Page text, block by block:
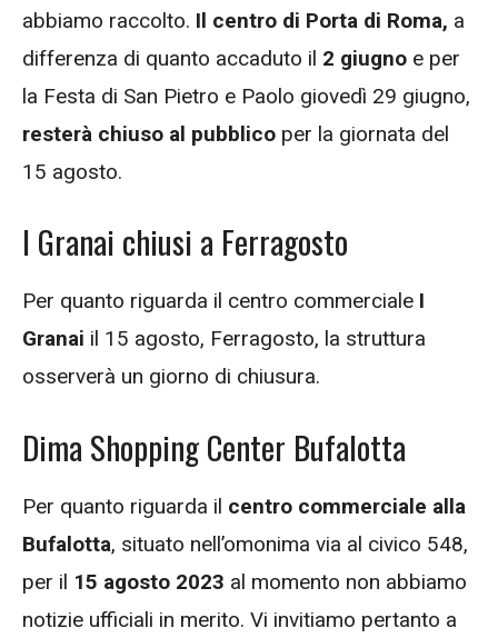
abbiamo raccolto. Il centro di Porta di Roma, a
differenza di quanto accaduto il 2 giugno e per
la Festa di San Pietro e Paolo giovedì 29 giugno,
resterà chiuso al pubblico per la giornata del
15 agosto.
I Granai chiusi a Ferragosto
Per quanto riguarda il centro commerciale I
Granai il 15 agosto, Ferragosto, la struttura
osserverà un giorno di chiusura.
Dima Shopping Center Bufalotta
Per quanto riguarda il centro commerciale alla
Bufalotta, situato nell’omonima via al civico 548,
per il 15 agosto 2023 al momento non abbiamo
notizie ufficiali in merito. Vi invitiamo pertanto a